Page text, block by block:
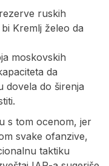
ruskih
Kremlj želeo da
moskovskih
da
dovela do širenja
s tom ocenom, jer
svake ofanzive,
taktiku